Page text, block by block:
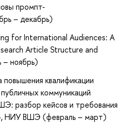
промпт-
– декабрь)
for International Audiences: A
Article Structure and
– ноябрь)
квалификации
коммуникаций
разбор кейсов и требования
НИУ ВШЭ (февраль – март)